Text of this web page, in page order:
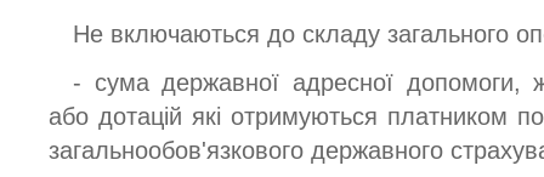
Не включаються до складу загального
- сума державної адресної допомоги,
або дотацій які отримуються платником
загальнообов'язкового державного